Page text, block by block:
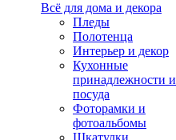
Всё для дома и декора
Пледы
Полотенца
Интерьер и декор
Кухонные
принадлежности и
посуда
Фоторамки и
фотоальбомы
Шкатулки